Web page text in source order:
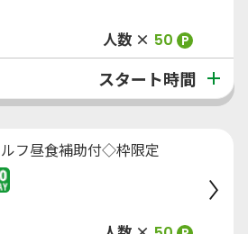
人数 × 50 P
スタート時間
フ昼食補助付◇枠限定